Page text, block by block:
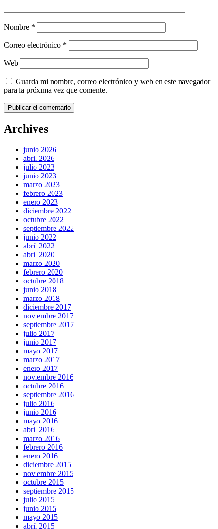
Nombre *
Correo electrónico *
Web
Guarda mi nombre, correo electrónico y web en este navegador
para la próxima vez que comente.
Archives
junio 2026
abril 2026
julio 2023
junio 2023
marzo 2023
febrero 2023
enero 2023
diciembre 2022
octubre 2022
septiembre 2022
junio 2022
abril 2022
abril 2020
marzo 2020
febrero 2020
octubre 2018
junio 2018
marzo 2018
diciembre 2017
noviembre 2017
septiembre 2017
julio 2017
junio 2017
mayo 2017
marzo 2017
enero 2017
noviembre 2016
octubre 2016
septiembre 2016
julio 2016
junio 2016
mayo 2016
abril 2016
marzo 2016
febrero 2016
enero 2016
diciembre 2015
noviembre 2015
octubre 2015
septiembre 2015
julio 2015
junio 2015
mayo 2015
abril 2015